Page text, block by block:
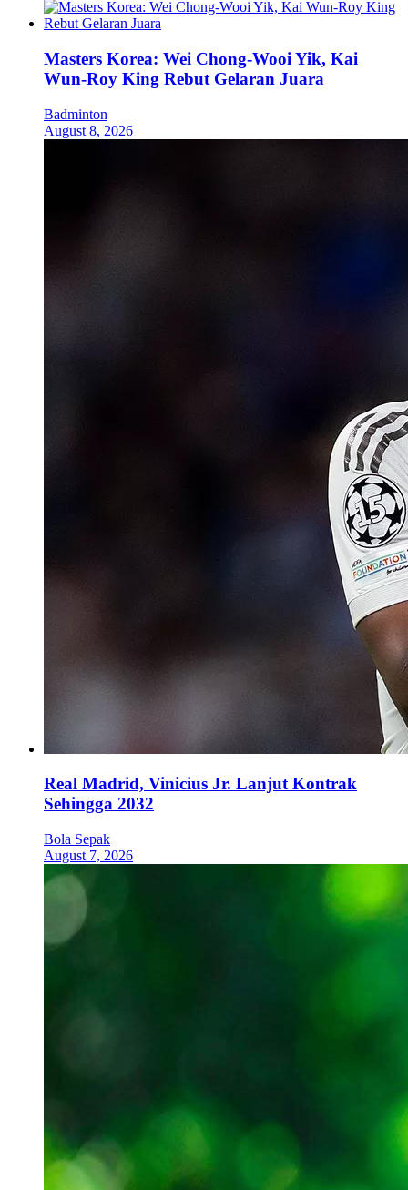
Masters Korea: Wei Chong-Wooi Yik, Kai
Wun-Roy King Rebut Gelaran Juara
Badminton
August 8, 2026
Real Madrid, Vinicius Jr. Lanjut Kontrak
Sehingga 2032
Bola Sepak
August 7, 2026